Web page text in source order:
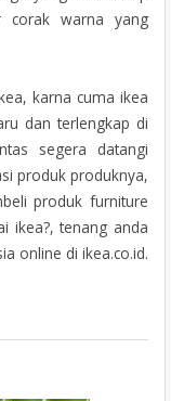
corak warna yang
karna cuma ikea
dan terlengkap di
segera datangi
produk produknya,
produk furniture
ikea?, tenang anda
online di ikea.co.id.